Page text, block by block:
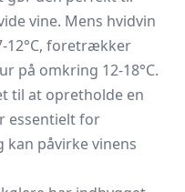
vine. Mens hvidvin
12°C, foretrækker
på omkring 12-18°C.
til at opretholde en
essentielt for
påvirke vinens